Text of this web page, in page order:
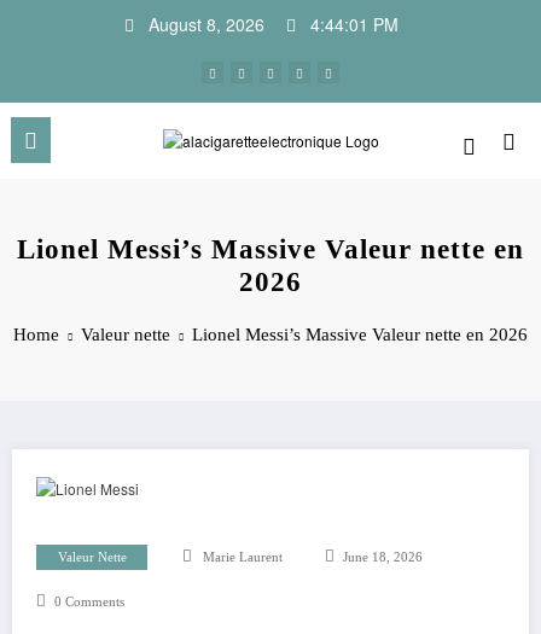
August 8, 2026 4:44:02 PM
Lionel Messi’s Massive Valeur nette en
2026
Home Valeur nette Lionel Messi’s Massive Valeur nette en 2026
Valeur Nette Marie Laurent June 18, 2026
0 Comments